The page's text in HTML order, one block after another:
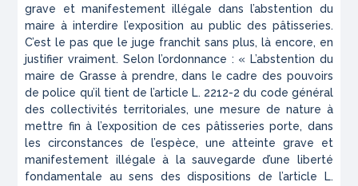
grave et manifestement illégale dans l’abstention du
maire à interdire l’exposition au public des pâtisseries.
C’est le pas que le juge franchit sans plus, là encore, en
justifier vraiment. Selon l’ordonnance : « L’abstention du
maire de Grasse à prendre, dans le cadre des pouvoirs
de police qu’il tient de l’article L. 2212-2 du code général
des collectivités territoriales, une mesure de nature à
mettre fin à l’exposition de ces pâtisseries porte, dans
les circonstances de l’espèce, une atteinte grave et
manifestement illégale à la sauvegarde d’une liberté
fondamentale au sens des dispositions de l’article L.